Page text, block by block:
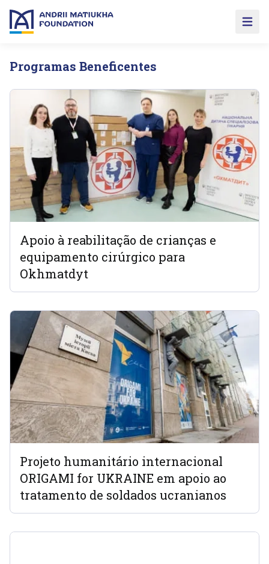
Open
Programas Beneficentes
Apoio à reabilitação de crianças e
equipamento cirúrgico para
Okhmatdyt
Projeto humanitário internacional
ORIGAMI for UKRAINE em apoio ao
tratamento de soldados ucranianos